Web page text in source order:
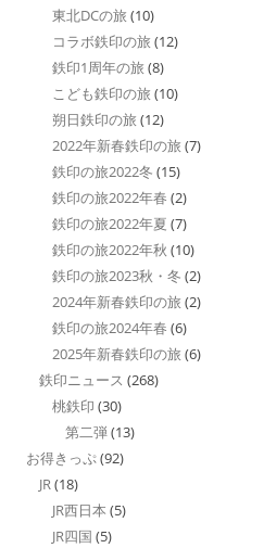
東北DCの旅 (10)
コラボ鉄印の旅 (12)
鉄印1周年の旅 (8)
こども鉄印の旅 (10)
朔日鉄印の旅 (12)
2022年新春鉄印の旅 (7)
鉄印の旅2022冬 (15)
鉄印の旅2022年春 (2)
鉄印の旅2022年夏 (7)
鉄印の旅2022年秋 (10)
鉄印の旅2023秋・冬 (2)
2024年新春鉄印の旅 (2)
鉄印の旅2024年春 (6)
2025年新春鉄印の旅 (6)
鉄印ニュース (268)
桃鉄印 (30)
第二弾(13)
お得きっぷ(92)
JR (18)
JR西日本 (5)
JR四国 (5)